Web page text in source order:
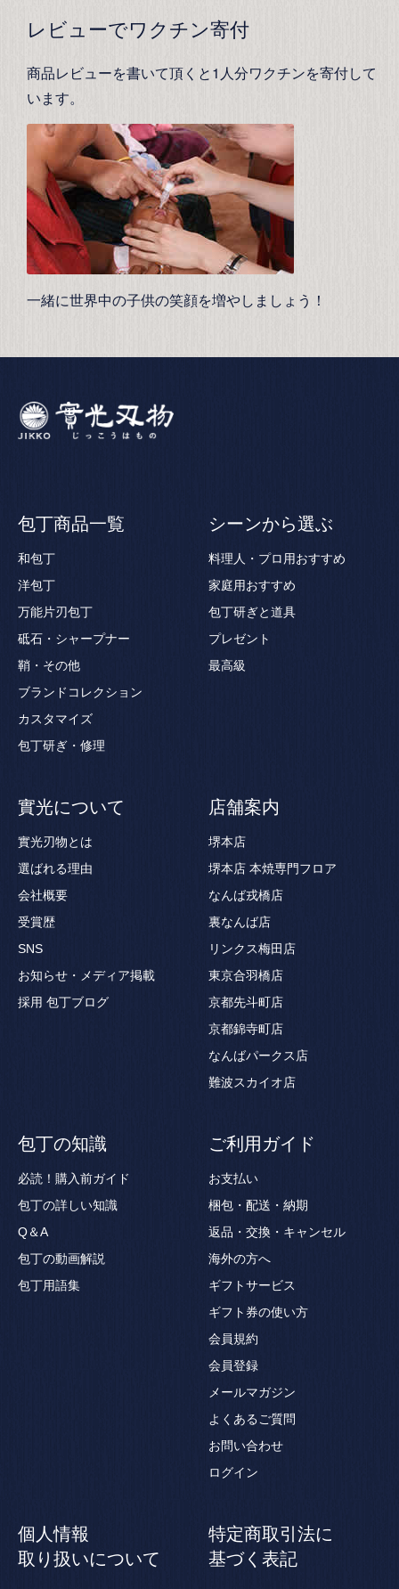
レビューでワクチン寄付
商品レビューを書いて頂くと1人分ワクチンを寄付して
います。
一緒に世界中の子供の笑顔を増やしましょう！
包丁商品一覧
和包丁
洋包丁
万能片刃包丁
砥石・シャープナー
鞘・その他
ブランドコレクション
カスタマイズ
包丁研ぎ・修理
シーンから選ぶ
料理人・プロ用おすすめ
家庭用おすすめ
包丁研ぎと道具
プレゼント
最高級
實光について
實光刃物とは
選ばれる理由
会社概要
受賞歴
SNS
お知らせ・メディア掲載
採用 包丁ブログ
店舗案内
堺本店
堺本店 本焼専門フロア
なんば戎橋店
裏なんば店
リンクス梅田店
東京合羽橋店
京都先斗町店
京都錦寺町店
なんばパークス店
難波スカイオ店
包丁の知識
必読！購入前ガイド
包丁の詳しい知識
Q＆A
包丁の動画解説
包丁用語集
ご利用ガイド
お支払い
梱包・配送・納期
返品・交換・キャンセル
海外の方へ
ギフトサービス
ギフト券の使い方
会員規約
会員登録
メールマガジン
よくあるご質問
お問い合わせ
ログイン
個人情報
取り扱いについて
特定商取引法に
基づく表記